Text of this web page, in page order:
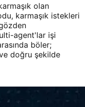
olan
karmaşık istekleri
agent'lar işi
böler;
doğru şekilde